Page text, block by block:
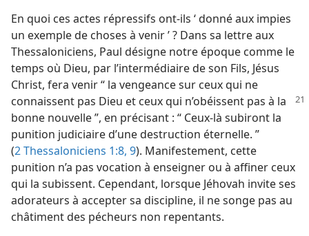
En quoi ces actes répressifs ont-​ils ‘ donné aux impies
un exemple de choses à venir ’ ? Dans sa lettre aux
Thessaloniciens, Paul désigne notre époque comme le
temps où Dieu, par l’intermédiaire de son Fils, Jésus
Christ, fera venir “ la vengeance sur ceux qui ne
connaissent pas Dieu et ceux qui n’obéissent pas à la
bonne nouvelle ”, en précisant : “ Ceux-là subiront la
punition judiciaire d’une destruction éternelle. ”
(2 Thessaloniciens 1:8, 9). Manifestement, cette
punition n’a pas vocation à enseigner ou à affiner ceux
qui la subissent. Cependant, lorsque Jéhovah invite ses
adorateurs à accepter sa discipline, il ne songe pas au
châtiment des pécheurs non repentants.